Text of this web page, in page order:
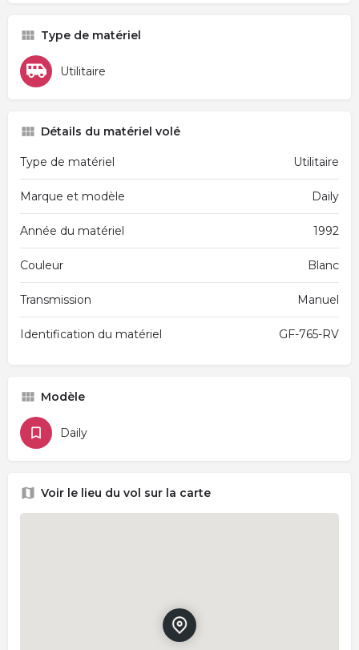
Type de matériel
Utilitaire
Détails du matériel volé
Type de matériel Utilitaire
Marque et modèle Daily
Année du matériel 1992
Couleur Blanc
Transmission Manuel
Identification du matériel GF-765-RV
Modèle
Daily
Voir le lieu du vol sur la carte